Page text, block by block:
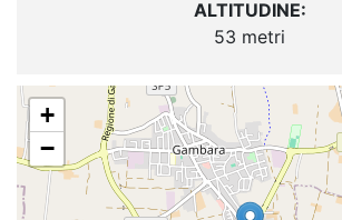
ALTITUDINE:
53 metri
+
−